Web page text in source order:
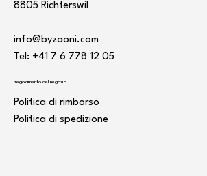
8805 Richterswil
info@byzaoni.com
Tel: +41 7 6 778 12 05
Regolamento del negozio
Politica di rimborso
Politica di spedizione